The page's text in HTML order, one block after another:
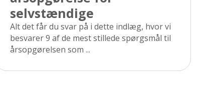
selvstændige
Alt det får du svar på i dette indlæg, hvor vi
besvarer 9 af de mest stillede spørgsmål til
årsopgørelsen som ...